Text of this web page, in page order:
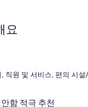
요
직원 및 서비스, 편의 시
함 적극 추천